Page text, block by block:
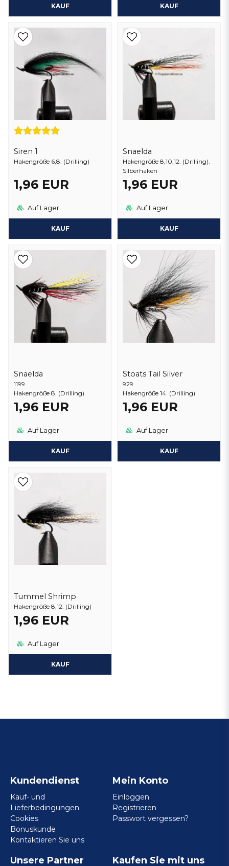
KAUF KAUF
Siren 1
Hakengröße 6,8. (Drilling)
1,96 EUR
Auf Lager
KAUF
Snaelda
Hakengröße 8,10,12. (Drilling).
Silberhaken
1,96 EUR
Auf Lager
KAUF
Snaelda
1199
Hakengröße 8. (Drilling)
1,96 EUR
Auf Lager
KAUF
Stoats Tail Silver
929
Hakengröße 14. (Drilling)
1,96 EUR
Auf Lager
KAUF
Tummel Shrimp
Hakengröße 8,12. (Drilling)
1,96 EUR
Auf Lager
KAUF
Kundendienst
Kauf- und
Lieferbedingungen
Cookies
Bonuskunde
Kontaktieren Sie uns
Mein Konto
Einloggen
Registrieren
Passwort vergessen?
Unsere Partner Kaufen Sie mit uns